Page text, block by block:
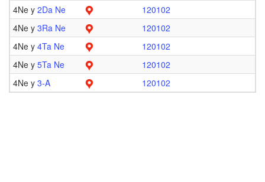
4Ne y 2Da Ne
120102
4Ne y 3Ra Ne
120102
4Ne y 4Ta Ne
120102
4Ne y 5Ta Ne
120102
4Ne y 3-A 120102